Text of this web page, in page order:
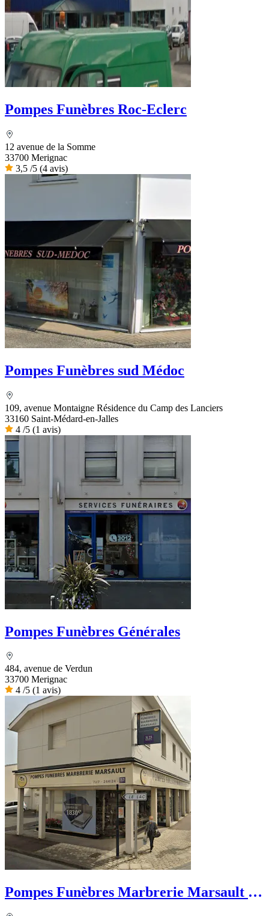
Pompes Funèbres Roc-Eclerc
12 avenue de la Somme
33700 Merignac
3,5 /5 (4 avis)
Pompes Funèbres sud Médoc
109, avenue Montaigne Résidence du Camp des Lanciers
33160 Saint-Médard-en-Jalles
4 /5 (1 avis)
Pompes Funèbres Générales
484, avenue de Verdun
33700 Merignac
4 /5 (1 avis)
Pompes Funèbres Marbrerie Marsault -